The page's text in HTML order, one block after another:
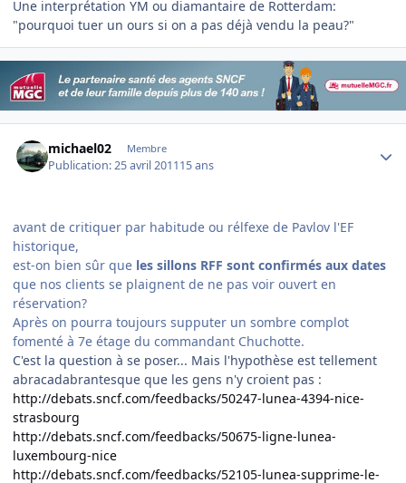
Une interprétation YM ou diamantaire de Rotterdam:
"pourquoi tuer un ours si on a pas déjà vendu la peau?"
michael02 Membre
Publication:25 avril 201115 ans
avant de critiquer par habitude ou rélfexe de Pavlov l'EF
historique,
est-on bien sûr que les sillons RFF sont confirmés aux dates
que nos clients se plaignent de ne pas voir ouvert en
réservation?
Après on pourra toujours supputer un sombre complot
fomenté à 7e étage du commandant Chuchotte.
C'est la question à se poser... Mais l'hypothèse est tellement
abracadabrantesque que les gens n'y croient pas :
http://debats.sncf.com/feedbacks/50247-lunea-4394-nice-
strasbourg
http://debats.sncf.com/feedbacks/50675-ligne-lunea-
luxembourg-nice
http://debats.sncf.com/feedbacks/52105-lunea-supprime-le-